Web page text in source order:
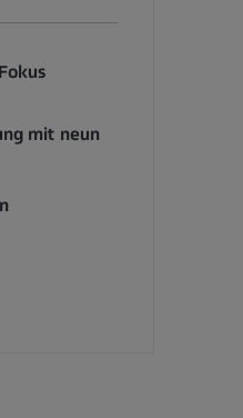
mit neun